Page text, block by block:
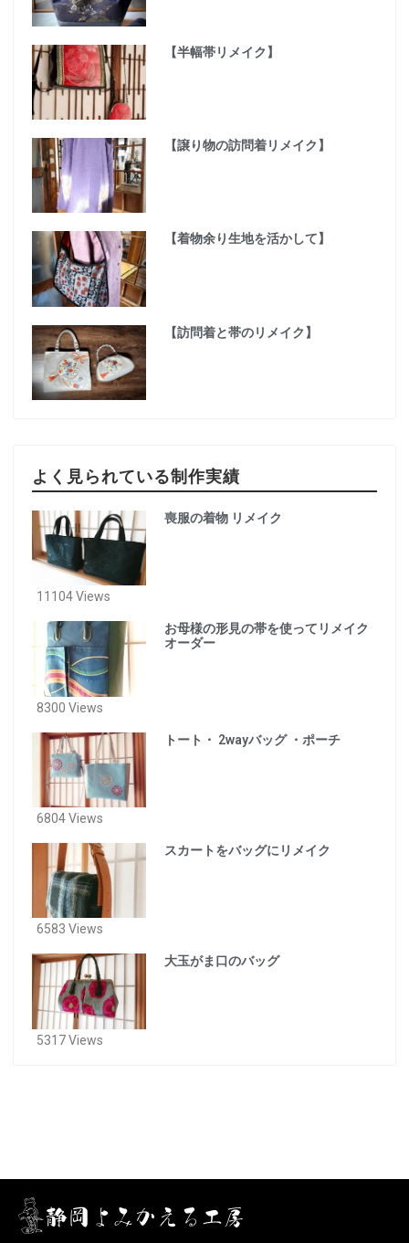
【半幅帯リメイク】
【譲り物の訪問着リメイク】
【着物余り生地を活かして】
【訪問着と帯のリメイク】
よく見られている制作実績
喪服の着物 リメイク
11104 Views
お母様の形見の帯を使ってリメイク
オーダー
8300 Views
トート・ 2wayバッグ ・ポーチ
6804 Views
スカートをバッグにリメイク
6583 Views
大玉がま口のバッグ
5317 Views